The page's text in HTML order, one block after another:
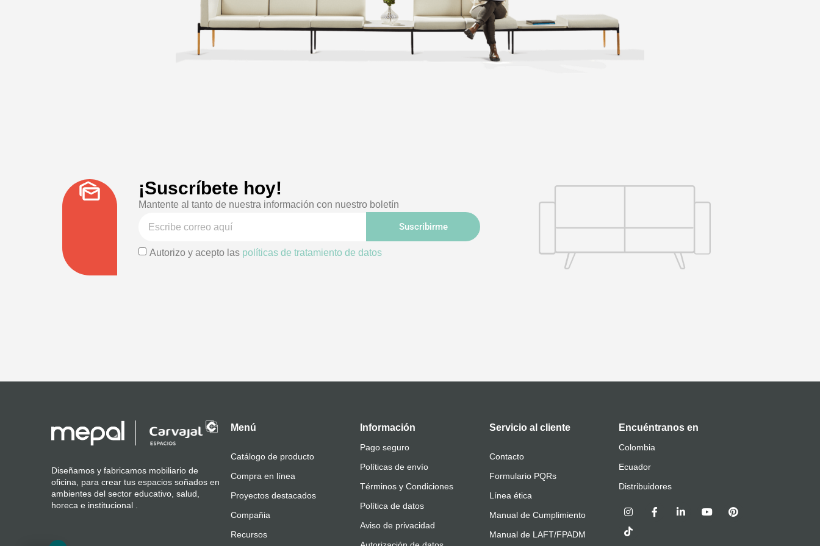
¡Suscríbete hoy!
Mantente al tanto de nuestra información con nuestro boletín
Autorizo y acepto las políticas de tratamiento de datos
Suscribirme
Diseñamos y fabricamos mobiliario de
oficina, para crear tus espacios soñados en
ambientes del sector educativo, salud,
horeca e institucional .
Menú
Catálogo de producto
Compra en línea
Proyectos destacados
Compañia
Recursos
Información
Pago seguro
Políticas de envío
Términos y Condiciones
Política de datos
Aviso de privacidad
Servicio al cliente
Contacto
Formulario PQRs
Línea ética
Manual de Cumplimiento
Manual de LAFT/FPADM
Encuéntranos en
Colombia
Ecuador
Distribuidores